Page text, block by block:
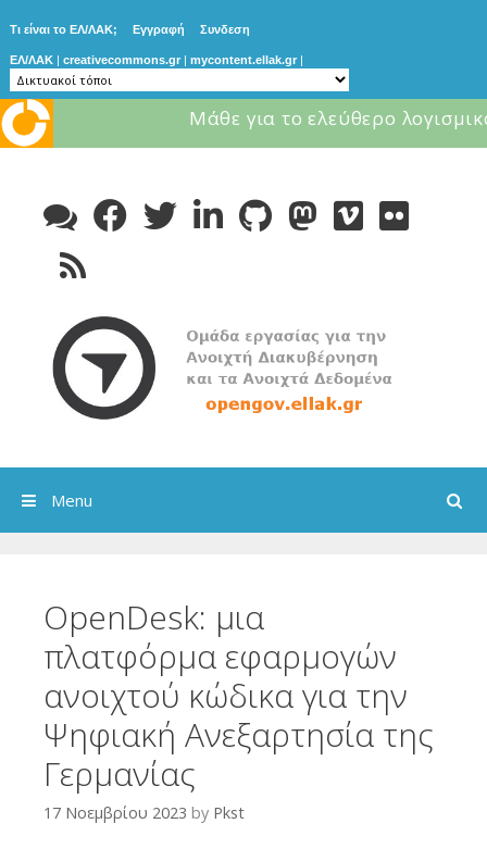
Τι είναι το ΕΛ/ΛΑΚ; Εγγραφή Συνδεση
ΕΛ/ΛΑΚ | creativecommons.gr | mycontent.ellak.gr |
Μάθε για το ελεύθερο
content
Search
Menu
ΟpenDesk: μια
πλατφόρμα εφαρμογών
ανοιχτού κώδικα για την
Ψηφιακή Ανεξαρτησία της
Γερμανίας
17 Νοεμβρίου 2023 by Pkst